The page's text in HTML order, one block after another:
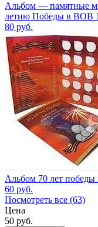
Альбом — памятные
летию Победы в ВОВ
80 руб.
Альбом 70 лет
60 руб.
Посмотреть все (63)
Цена
50 руб.